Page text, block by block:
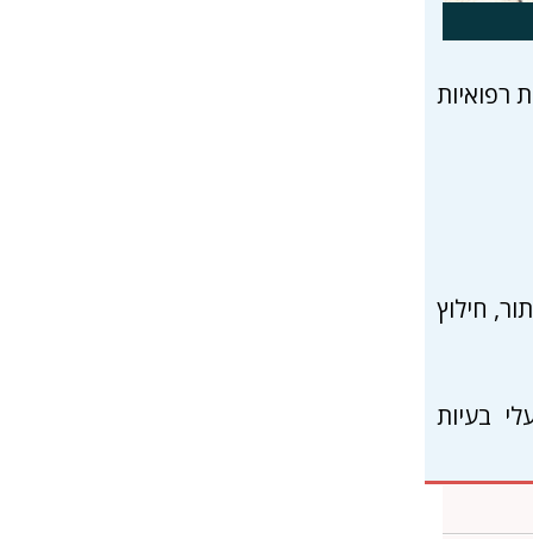
רפואיות
חילוץ
בעיות